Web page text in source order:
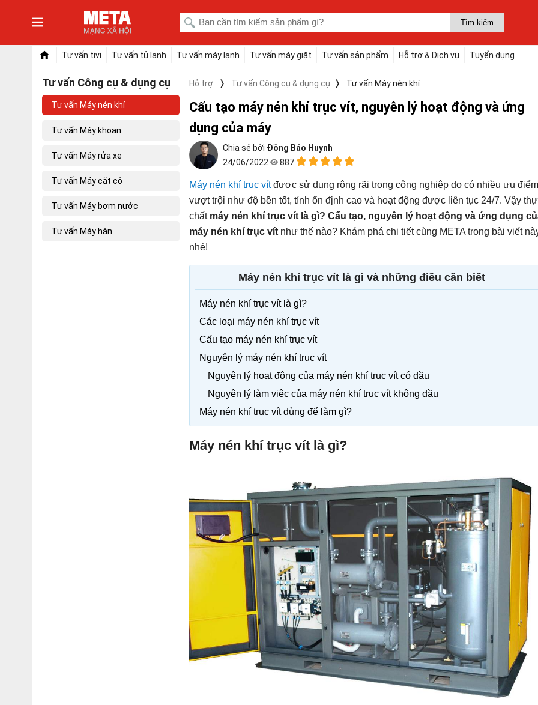
Tư vấn tivi Tư vấn tủ lạnh Tư vấn máy lạnh Tư vấn máy giặt Tư vấn sản phẩm Hỗ trợ & Dịch vụ Tuyển dụng
Hỗ trợ Tư vấn Công cụ & dụng cụ Tư vấn Máy nén khí
Cấu tạo máy nén khí trục vít, nguyên lý hoạt động và ứng
dụng của máy
Đồng Bảo Huynh
24/06/2022
887
Máy nén khí trục vítđược sử dụng rộng rãi trong công nghiệp do có nhiều ưu điểm
vượt trội như độ bền tốt, tính ổn định cao và hoạt động được liên tục 24/7. Vậy
chất máy nén khí trục vít là gì? Cấu tạo, nguyên lý hoạt động và ứng dụng
máy nén khí trục vít như thế nào? Khám phá chi tiết cùng META trong bài viết
nhé!
Máy nén khí trục vít là gì và những điều cần biết
Máy nén khí trục vít là gì?
Các loại máy nén khí trục vít
Cấu tạo máy nén khí trục vít
Nguyên lý máy nén khí trục vít
Nguyên lý hoạt động của máy nén khí trục vít có dầu
Nguyên lý làm việc của máy nén khí trục vít không dầu
Máy nén khí trục vít dùng để làm gì?
Máy nén khí trục vít là gì?
Tư vấn Công cụ & dụng cụ
Tư vấn Máy nén khí
Tư vấn Máy khoan
Tư vấn Máy rửa xe
Tư vấn Máy cắt cỏ
Tư vấn Máy bơm nước
Tư vấn Máy hàn